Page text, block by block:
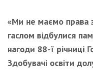
«Ми не маємо права
гаслом відбулися
нагоди 88-ї річниці
Здобувачі освіти